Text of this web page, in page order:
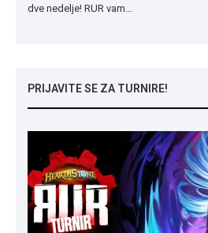
dve nedelje! RUR vam…
PRIJAVITE SE ZA TURNIRE!